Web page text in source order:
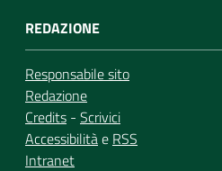
REDAZIONE
Responsabile sito
Redazione
Credits - Scrivici
Accessibilitàe RSS
Intranet